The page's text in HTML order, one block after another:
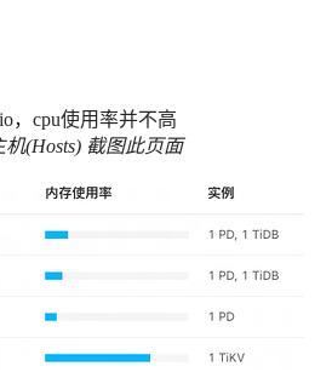
，cpu使用率并不高
机(Hosts) 截图此页面